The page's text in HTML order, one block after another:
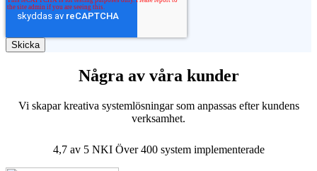
Några av våra kunder
Vi skapar kreativa systemlösningar som anpassas efter kundens
verksamhet.
4,7 av 5 NKI Över 400 system implementerade